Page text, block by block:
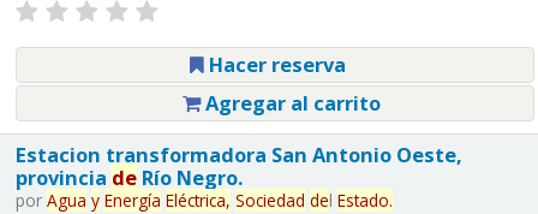
Hacer reserva
Agregar al carrito
Estacion transformadora San Antonio Oeste,
provincia deRío Negro.
por Agua y Energía Eléctrica, Sociedad del Estado.